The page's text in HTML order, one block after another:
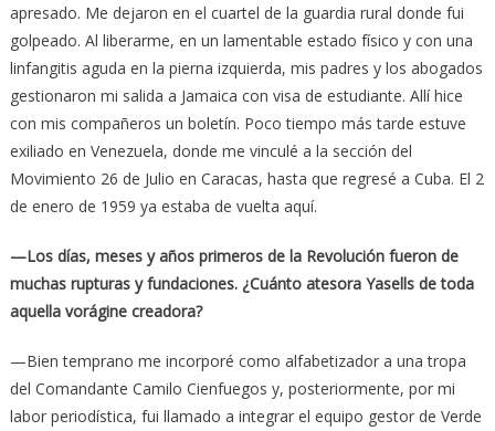
apresado. Me dejaron en el cuartel de la guardia rural donde fui
golpeado. Al liberarme, en un lamentable estado físico y con una
linfangitis aguda en la pierna izquierda, mis padres y los abogados
gestionaron mi salida a Jamaica con visa de estudiante. Allí hice
con mis compañeros un boletín. Poco tiempo más tarde estuve
exiliado en Venezuela, donde me vinculé a la sección del
Movimiento 26 de Julio en Caracas, hasta que regresé a Cuba. El 2
de enero de 1959 ya estaba de vuelta aquí.
—Los días, meses y años primeros de la Revolución fueron de
muchas rupturas y fundaciones. ¿Cuánto atesora Yasells de toda
aquella vorágine creadora?
—Bien temprano me incorporé como alfabetizador a una tropa
del Comandante Camilo Cienfuegos y, posteriormente, por mi
labor periodística, fui llamado a integrar el equipo gestor de Verde